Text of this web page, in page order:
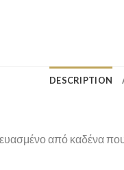
DESCRIPTION
από καδένα